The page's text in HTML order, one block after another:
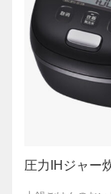
圧力IHジャー